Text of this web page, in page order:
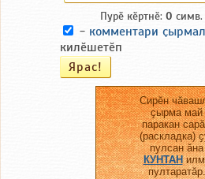
Пурӗ кӗртнӗ: 0 симв.
- комментари
килӗшетӗп
Сирӗн
ҫырма май
паракан
(раскладка)
пулсан ӑна
КУНТАН
пултаратӑр.